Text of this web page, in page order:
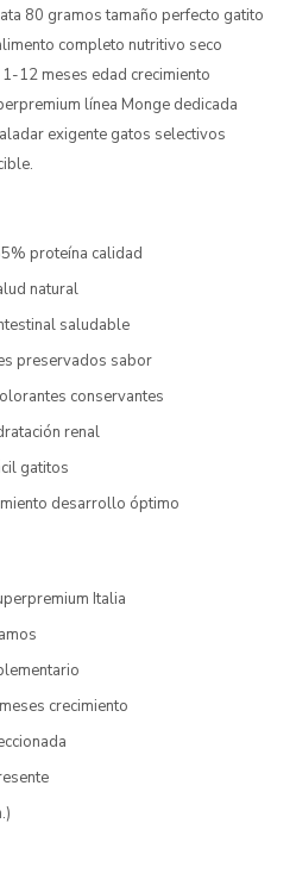
80 gramos tamaño perfecto gatito
completo nutritivo seco
12 meses edad crecimiento
línea Monge dedicada
exigente gatos selectivos
proteína calidad
natural
saludable
preservados sabor
conservantes
renal
gatitos
desarrollo óptimo
Italia
crecimiento